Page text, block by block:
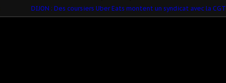
DIJON : Des coursiers Uber Eats montent un syndicat avec la CGT